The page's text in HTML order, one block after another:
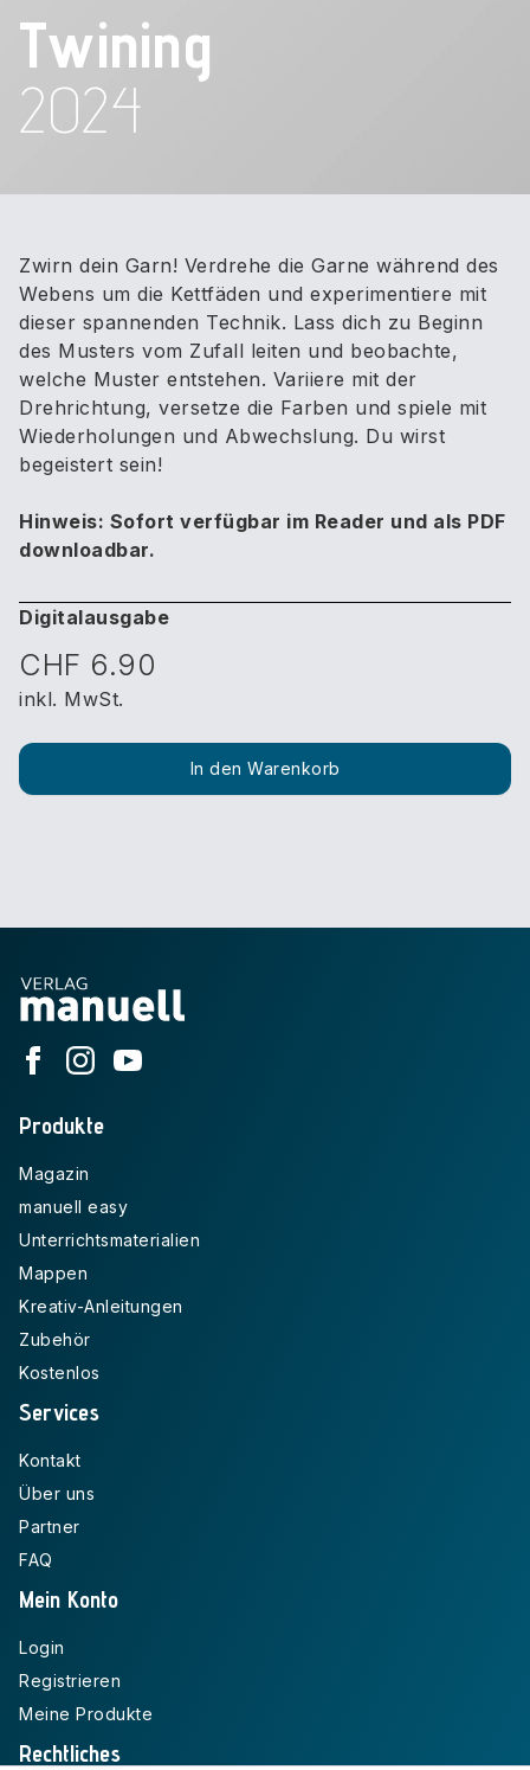
Twining
2024
Zwirn dein Garn! Verdrehe die Garne während des
Webens um die Kettfäden und experimentiere mit
dieser spannenden Technik. Lass dich zu Beginn
des Musters vom Zufall leiten und beobachte,
welche Muster entstehen. Variiere mit der
Drehrichtung, versetze die Farben und spiele mit
Wiederholungen und Abwechslung. Du wirst
begeistert sein!
Hinweis: Sofort verfügbar im Reader und als PDF
downloadbar.
Digitalausgabe
CHF 6.90
inkl. MwSt.
In den Warenkorb
Produkte
Magazin
manuell easy
Unterrichtsmaterialien
Mappen
Kreativ-Anleitungen
Zubehör
Kostenlos
Services
Kontakt
Über uns
Partner
FAQ
Mein Konto
Login
Registrieren
Meine Produkte
Rechtliches